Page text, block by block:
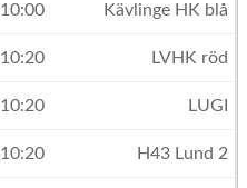
10:00 Kävlinge HK blå
10:20 LVHK röd
10:20 LUGI
10:20 H43 Lund 2